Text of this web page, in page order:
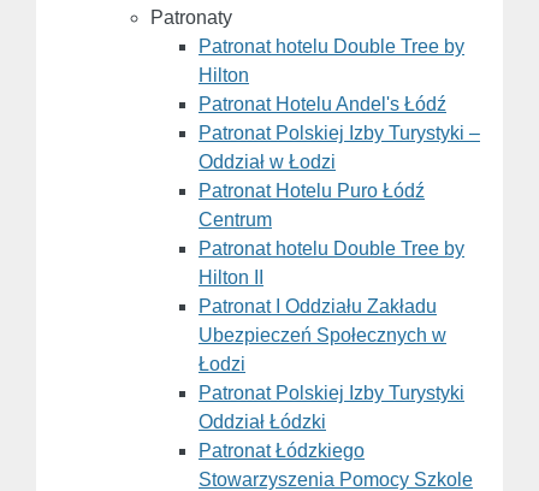
Patronaty
Patronat hotelu Double Tree by
Hilton
Patronat Hotelu Andel's Łódź
Patronat Polskiej Izby Turystyki –
Oddział w Łodzi
Patronat Hotelu Puro Łódź
Centrum
Patronat hotelu Double Tree by
Hilton II
Patronat I Oddziału Zakładu
Ubezpieczeń Społecznych w
Łodzi
Patronat Polskiej Izby Turystyki
Oddział Łódzki
Patronat Łódzkiego
Stowarzyszenia Pomocy Szkole